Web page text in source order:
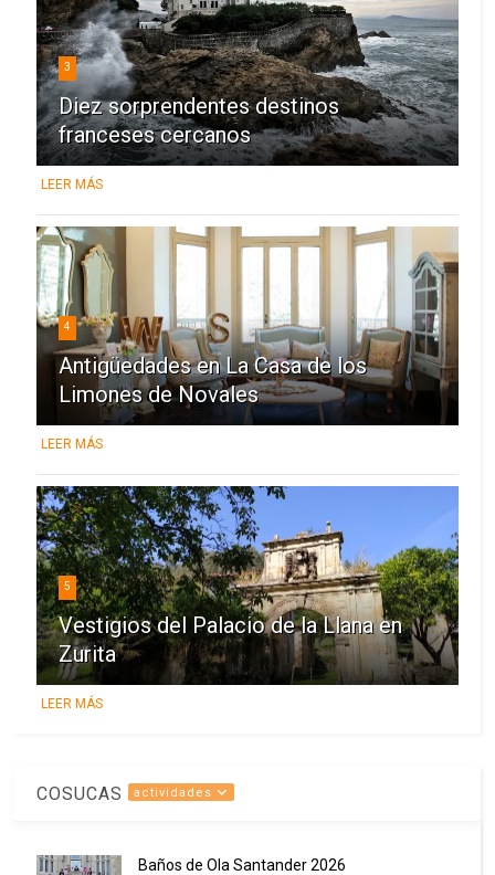
3
Diez sorprendentes destinos
franceses cercanos
LEER MÁS
4
Antigüedades en La Casa de los
Limones de Novales
LEER MÁS
5
Vestigios del Palacio de la Llana en
Zurita
LEER MÁS
COSUCAS actividades
Baños de Ola Santander 2026